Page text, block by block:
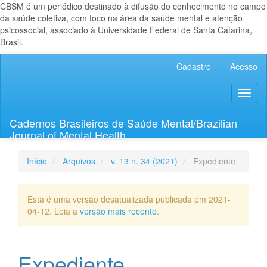
CBSM é um periódico destinado à difusão do conhecimento no campo
da saúde coletiva, com foco na área da saúde mental e atenção
psicossocial, associado à Universidade Federal de Santa Catarina,
Brasil.
Lateral
Cadastro Acesso
Cadernos Brasileiros de Saúde Mental/Brazilian
Journal of Mental Health
Início Arquivos v. 13 n. 34 (2021) Expediente
Esta é uma versão desatualizada publicada em 2021-
04-12. Leia a versão mais recente.